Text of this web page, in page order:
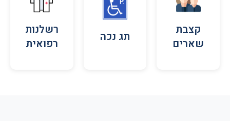
קצבת
שארים
תג נכה
רשלנות
רפואית